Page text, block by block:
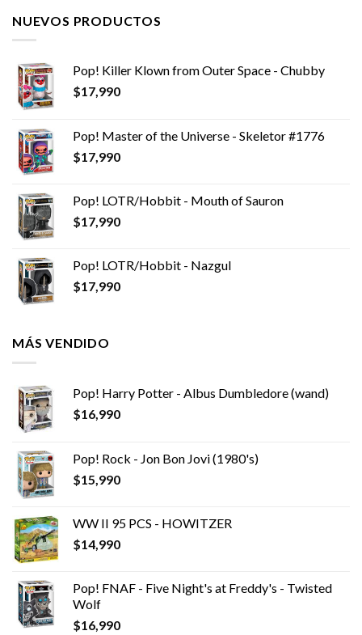
NUEVOS PRODUCTOS
Pop! Killer Klown from Outer Space - Chubby
$17,990
Pop! Master of the Universe - Skeletor #1776
$17,990
Pop! LOTR/Hobbit - Mouth of Sauron
$17,990
Pop! LOTR/Hobbit - Nazgul
$17,990
MÁS VENDIDO
Pop! Harry Potter - Albus Dumbledore (wand)
$16,990
Pop! Rock - Jon Bon Jovi (1980's)
$15,990
WW II 95 PCS - HOWITZER
$14,990
Pop! FNAF - Five Night's at Freddy's - Twisted
Wolf
$16,990